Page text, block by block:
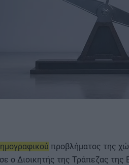
προβλήματος της
ο Διοικητής της Τράπεζας της